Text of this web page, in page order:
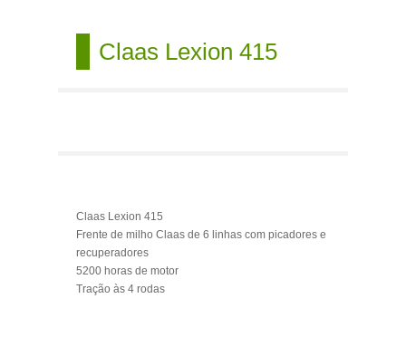
Claas Lexion 415
Claas Lexion 415
Frente de milho Claas de 6 linhas com picadores e
recuperadores
5200 horas de motor
Tração às 4 rodas